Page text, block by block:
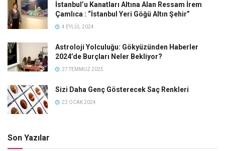
İstanbul’u Kanatları Altına Alan Ressam İrem
Çamlıca : “İstanbul Yeri Göğü Altın Şehir”
4 EYLÜL 2024
Astroloji Yolculuğu: Gökyüzünden Haberler
2024’de Burçları Neler Bekliyor?
27 TEMMUZ 2025
Sizi Daha Genç Gösterecek Saç Renkleri
22 OCAK 2024
Son Yazılar